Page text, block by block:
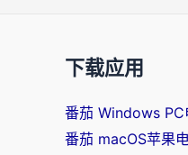
下载应用
番茄 Windows PC
番茄 macOS苹果